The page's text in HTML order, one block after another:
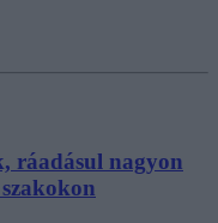
ráadásul nagyon